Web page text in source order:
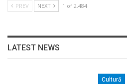
PREV NEXT 1 of 2.484
LATEST NEWS
Cultură